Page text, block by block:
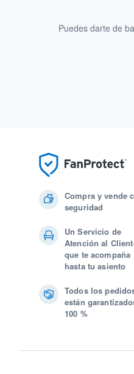
Puedes darte de
Compra y vende
seguridad
Un Servicio de
Atención al
que te acompaña
hasta tu asiento
Todos los
están
100 %